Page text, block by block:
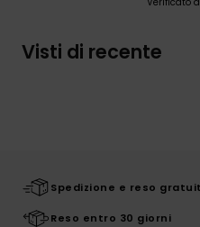
Visti di recente
Spedizione e reso
Reso entro 30 giorni